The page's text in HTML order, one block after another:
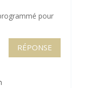
pour
RÉPONSE